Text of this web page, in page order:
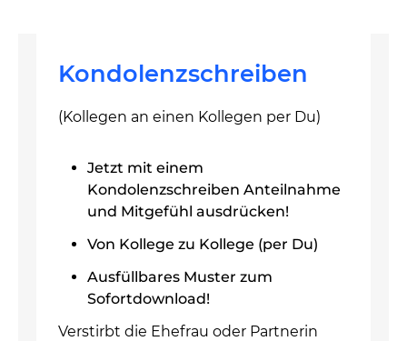
Kondolenzschreiben
(Kollegen an einen Kollegen per Du)
Jetzt mit einem
Kondolenzschreiben Anteilnahme
und Mitgefühl ausdrücken!
Von Kollege zu Kollege (per Du)
Ausfüllbares Muster zum
Sofortdownload!
Verstirbt die Ehefrau oder Partnerin